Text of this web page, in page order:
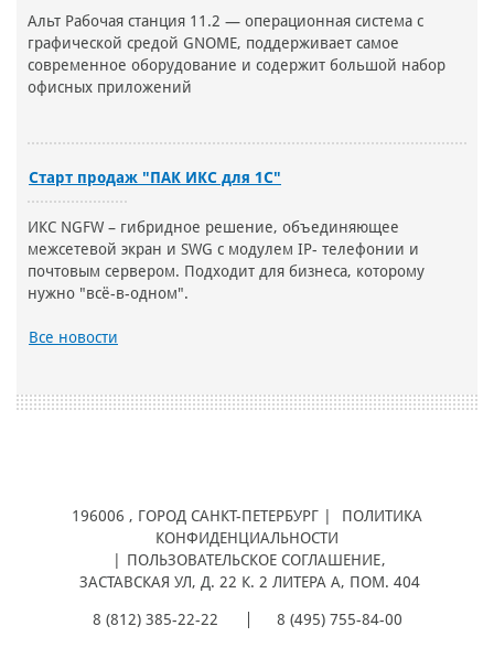
Альт Рабочая станция 11.2 — операционная система с
графической средой GNOME, поддерживает самое
современное оборудование и содержит большой набор
офисных приложений
Старт продаж "ПАК ИКС для 1С"
ИКС NGFW – гибридное решение, объединяющее
межсетевой экран и SWG с модулем IP- телефонии и
почтовым сервером. Подходит для бизнеса, которому
нужно "всё-в-одном".
Все новости
196006 , ГОРОД САНКТ-ПЕТЕРБУРГ |
ПОЛИТИКА
КОНФИДЕНЦИАЛЬНОСТИ
ПОЛЬЗОВАТЕЛЬСКОЕ СОГЛАШЕНИЕ,
ЗАСТАВСКАЯ УЛ, Д. 22 К. 2 ЛИТЕРА А, ПОМ. 404
8 (812) 385-22-22 8 (495) 755-84-00